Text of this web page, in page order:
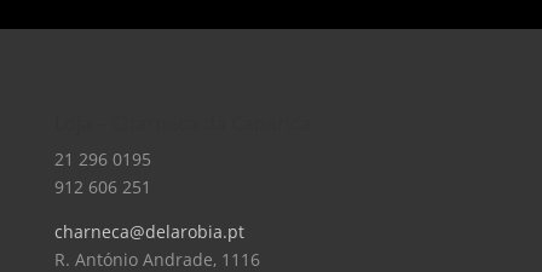
21 296 0195
912 606 251
charneca@delarobia.pt
R. António Andrade, 1116